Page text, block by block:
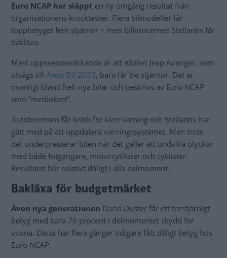
Euro NCAP har släppt en ny omgång resultat från
organisationens krocktester. Flera bilmodeller får
toppbetyget fem stjärnor – men bilkoncernen Stellantis får
bakläxa.
Mest uppseendeväckande är att elbilen Jeep Avenger, som
utsågs till Årets Bil 2023, bara får tre stjärnor. Det är
ovanligt bland helt nya bilar och beskrivs av Euro NCAP
som ”mediokert”.
Autobromsen får kritik för klen varning och Stellantis har
gått med på att uppdatera varningssystemet. Men trots
det underpresterar bilen när det gäller att undvika olyckor
med både fotgängare, motorcyklister och cyklister.
Resultatet blir relativt dåligt i alla delmoment.
Bakläxa för budgetmärket
Även nya generationen Dacia Duster får ett trestjärnigt
betyg med bara 70 procent i delmomentet skydd för
vuxna. Dacia har flera gånger tidigare fått dåligt betyg hos
Euro NCAP.